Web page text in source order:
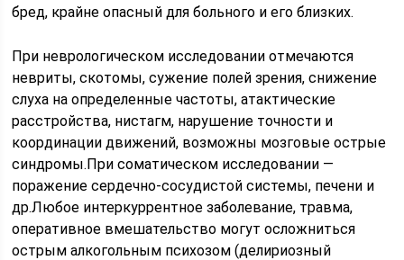
бред, крайне опасный для больного и его близких.
При неврологическом исследовании отмечаются
невриты, скотомы, сужение полей зрения, снижение
слуха на определенные частоты, атактические
расстройства, нистагм, нарушение точности и
координации движений, возможны мозговые острые
синдромы.При соматическом исследовании —
поражение сердечно-сосудистой системы, печени и
др.Любое интеркуррентное заболевание, травма,
оперативное вмешательство могут осложниться
острым алкогольным психозом (делириозный